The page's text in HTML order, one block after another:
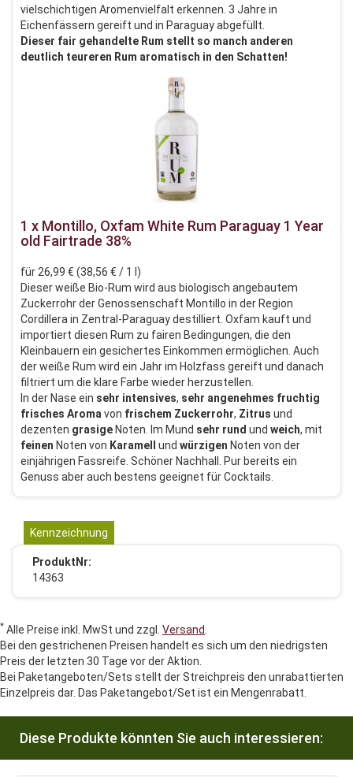
vielschichtigen Aromenvielfalt erkennen. 3 Jahre in
Eichenfässern gereift und in Paraguay abgefüllt.
Dieser fair gehandelte Rum stellt so manch anderen
deutlich teureren Rum aromatisch in den Schatten!
1 x Montillo, Oxfam White Rum Paraguay 1 Year
old Fairtrade 38%
für 26,99 € (38,56 € / 1 l)
Dieser weiße Bio-Rum wird aus biologisch angebautem
Zuckerrohr der Genossenschaft Montillo in der Region
Cordillera in Zentral-Paraguay destilliert. Oxfam kauft und
importiert diesen Rum zu fairen Bedingungen, die den
Kleinbauern ein gesichertes Einkommen ermöglichen. Auch
der weiße Rum wird ein Jahr im Holzfass gereift und danach
filtriert um die klare Farbe wieder herzustellen.
In der Nase ein sehr intensives, sehr angenehmes fruchtig
frisches Aroma von frischem Zuckerrohr, Zitrus und
dezenten grasige Noten. Im Mund sehr rund und weich, mit
feinen Noten von Karamell und würzigen Noten von der
einjährigen Fassreife. Schöner Nachhall. Pur bereits ein
Genuss aber auch bestens geeignet für Cocktails.
Kennzeichnung
ProduktNr:
14363
* Alle Preise inkl. MwSt und zzgl. Versand
Bei den gestrichenen Preisen handelt es sich um den niedrigsten
Preis der letzten 30 Tage vor der Aktion.
Bei Paketangeboten/Sets stellt der Streichpreis den unrabattierten
Einzelpreis dar. Das Paketangebot/Set ist ein Mengenrabatt.
Diese Produkte könnten Sie auch interessieren: